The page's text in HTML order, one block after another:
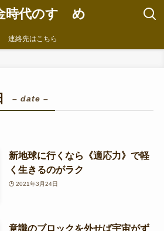
時代のすゝめ
連絡先はこちら
– date –
新地球に行くなら《適応力》で軽
く生きるのがラク
2021年3月24日
意識のブロックを外せば宇宙がず